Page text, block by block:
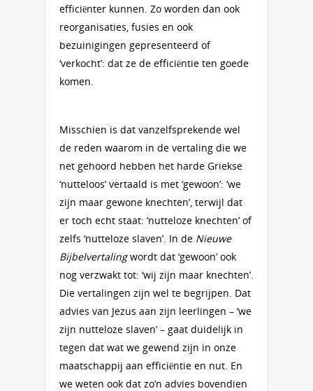
efficiënter kunnen. Zo worden dan ook
reorganisaties, fusies en ook
bezuinigingen gepresenteerd of
‘verkocht’: dat ze de efficiëntie ten goede
komen.
Misschien is dat vanzelfsprekende wel
de reden waarom in de vertaling die we
net gehoord hebben het harde Griekse
‘nutteloos’ vertaald is met ‘gewoon’: ‘we
zijn maar gewone knechten’, terwijl dat
er toch echt staat: ‘nutteloze knechten’ of
zelfs ‘nutteloze slaven’. In de Nieuwe
Bijbelvertalingwordt dat ‘gewoon’ ook
nog verzwakt tot: ‘wij zijn maar knechten’.
Die vertalingen zijn wel te begrijpen. Dat
advies van Jezus aan zijn leerlingen – ‘we
zijn nutteloze slaven’ – gaat duidelijk in
tegen dat wat we gewend zijn in onze
maatschappij aan efficiëntie en nut. En
we weten ook dat zo’n advies bovendien